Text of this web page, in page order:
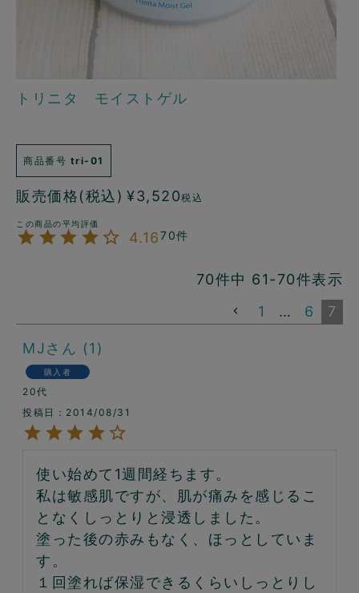
トリニタ モイストゲル
商品番号 tri-01
販売価格(税込) ¥3,520税込
4.1670
70件中 61-70件表示
1
… 6 7
MJ 1
購入者
20代
投稿日
2014/08/31
使い始めて1週間経ちます。
私は敏感肌ですが、肌が痛みを感じるこ
となくしっとりと浸透しました。
塗った後の赤みもなく、ほっとしていま
す。
１回塗れば保湿できるくらいしっとりし